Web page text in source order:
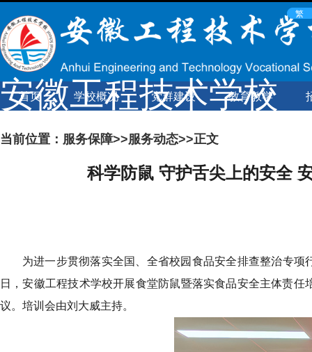
繁
安徽工程技术学校
首页 学校概况 党群建设 教育教学
当前位置： 服务保障>>服务动态>>正文
科学防鼠 守护舌尖上的安全
为进一步贯彻落实全国、全省校园食品安全排查整治专
日，安徽工程技术学校开展食堂防鼠暨落实食品安全主体责
议。培训会由刘大威主持。